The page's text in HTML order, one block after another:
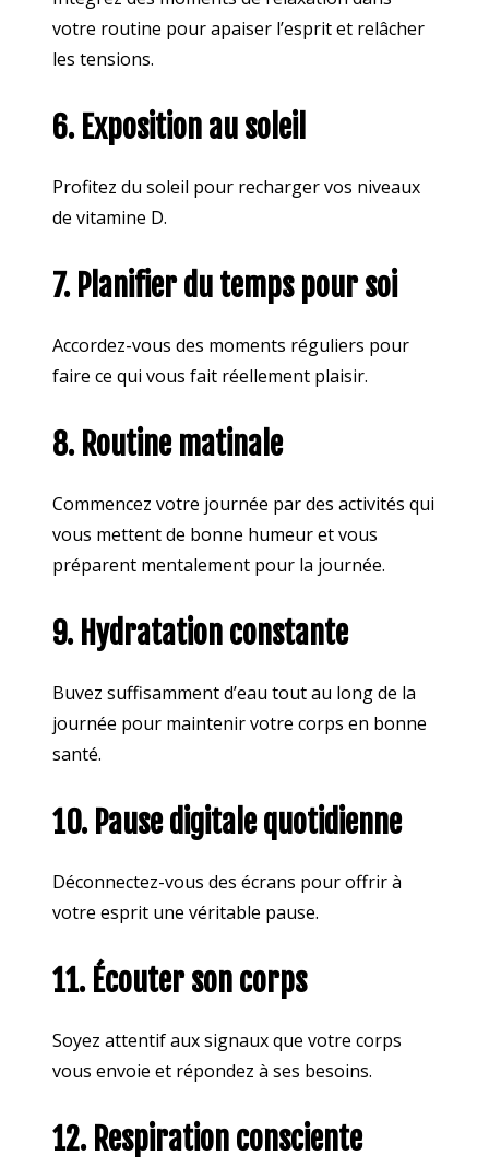
votre routine pour apaiser l’esprit et relâcher
les tensions.
6. Exposition au soleil
Profitez du soleil pour recharger vos niveaux
de vitamine D.
7. Planifier du temps pour soi
Accordez-vous des moments réguliers pour
faire ce qui vous fait réellement plaisir.
8. Routine matinale
Commencez votre journée par des activités qui
vous mettent de bonne humeur et vous
préparent mentalement pour la journée.
9. Hydratation constante
Buvez suffisamment d’eau tout au long de la
journée pour maintenir votre corps en bonne
santé.
10. Pause digitale quotidienne
Déconnectez-vous des écrans pour offrir à
votre esprit une véritable pause.
11. Écouter son corps
Soyez attentif aux signaux que votre corps
vous envoie et répondez à ses besoins.
12. Respiration consciente